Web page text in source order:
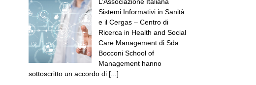
Sistemi Informativi in Sanità
e il Cergas – Centro di
Ricerca in Health and Social
Care Management di Sda
Bocconi School of
Management hanno
sottoscritto un accordo di [...]